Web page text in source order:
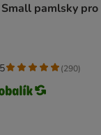
pamlsky pro
(290)